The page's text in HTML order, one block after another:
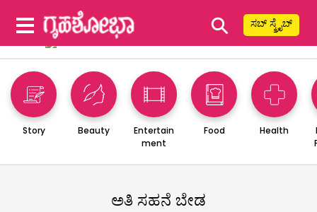
⚲ ಸಬ್ ಸ್ಕ್ರೈಬ್
Story Beauty
Entertain
ment
Food Health
ಅತಿ ಸಹನೆ ಬೇಡ